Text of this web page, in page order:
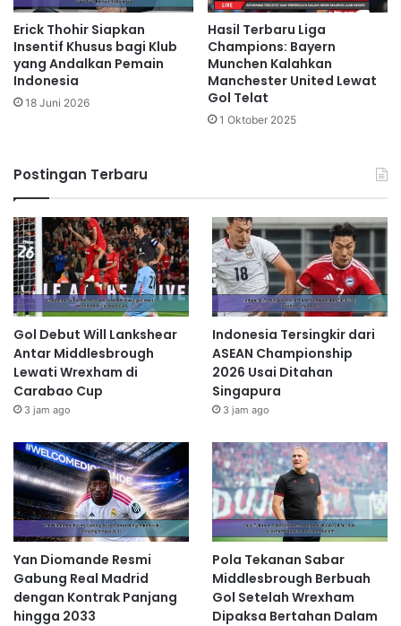
Erick Thohir Siapkan
Insentif Khusus bagi Klub
yang Andalkan Pemain
Indonesia
18 Juni 2026
Hasil Terbaru Liga
Champions: Bayern
Munchen Kalahkan
Manchester United Lewat
Gol Telat
1 Oktober 2025
Postingan Terbaru
Gol Debut Will Lankshear
Antar Middlesbrough
Lewati Wrexham di
Carabao Cup
3 jam ago
Indonesia Tersingkir dari
ASEAN Championship
2026 Usai Ditahan
Singapura
3 jam ago
Yan Diomande Resmi
Gabung Real Madrid
dengan Kontrak Panjang
hingga 2033
Pola Tekanan Sabar
Middlesbrough Berbuah
Gol Setelah Wrexham
Dipaksa Bertahan Dalam